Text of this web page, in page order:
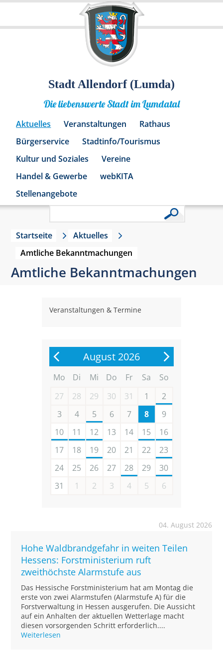
Stadt Allendorf (Lumda)
Die liebenswerte Stadt im Lumdatal
Aktuelles Veranstaltungen
Rathaus
Bürgerservice
Stadtinfo/Tourismus
Kultur und Soziales
Vereine
Handel & Gewerbe
webKITA
Stellenangebote
Startseite
Aktuelles
Amtliche Bekanntmachungen
Amtliche Bekanntmachungen
Veranstaltungen & Termine
August 2026
Mo Di Mi Do Fr Sa
So
27
28 29 30 31 1
2
3
4 5 6 7 8
9
10
11 12 13 14 15
16
17
18 19 20 21 22
23
24
25 26 27 28 29
30
31
1 2 3 4 5 6
04. August 2026
Hohe Waldbrandgefahr in weiten Teilen
Hessens: Forstministerium ruft
zweithöchste Alarmstufe aus
Das Hessische Forstministerium hat am Montag die
erste von zwei Alarmstufen (Alarmstufe A) für die
Forstverwaltung in Hessen ausgerufen. Die Aussicht
auf ein Anhalten der aktuellen Wetterlage macht
diesen vorsorgenden Schritt erforderlich....
Weiterlesen